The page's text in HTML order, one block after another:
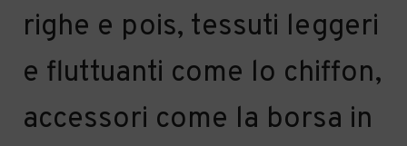
righe e pois, tessuti leggeri
e fluttuanti come lo chiffon,
accessori come la borsa in